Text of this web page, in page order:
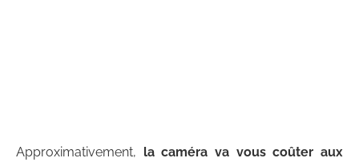
Approximativement, la caméra va vous coûter aux